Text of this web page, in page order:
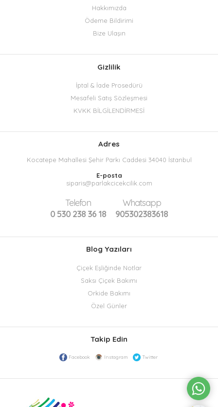
Hakkımızda
Ödeme Bildirimi
Bize Ulaşın
Gizlilik
İptal & İade Prosedürü
Mesafeli Satış Sözleşmesi
KVKK BİLGİLENDİRMESİ
Adres
Kocatepe Mahallesi Şehir Parkı Caddesi 34040 İstanbul
E-posta
siparis@parlakcicekcilik.com
Telefon
0 530 238 36 18
Whatsapp
905302383618
Blog Yazıları
Çiçek Eşliğinde Notlar
Saksı Çiçek Bakımı
Orkide Bakımı
Özel Günler
Takip Edin
Facebook Instagram Twitter